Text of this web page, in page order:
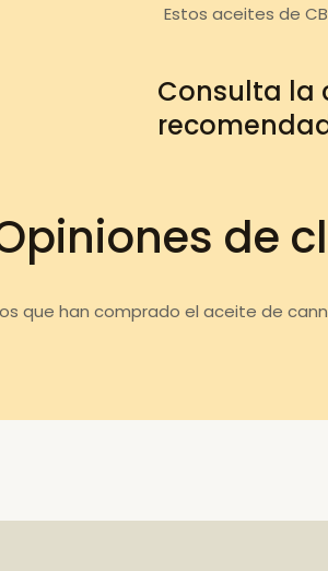
Estos aceites de
Consulta la
de
que han comprado el aceite de